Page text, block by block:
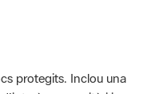
protegits. Inclou una